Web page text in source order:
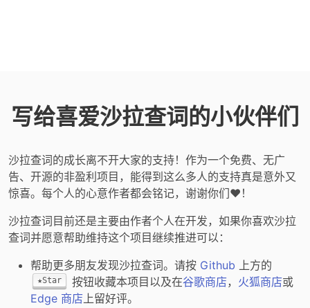
写给喜爱沙拉查词的小伙伴们
沙拉查词的成长离不开大家的支持！作为一个免费、无广
告、开源的非盈利项目，能得到这么多人的支持真是意外又
惊喜。每个人的心意作者都会铭记，谢谢你们❤️！
沙拉查词目前还是主要由作者个人在开发，如果你喜欢沙拉
查词并愿意帮助维持这个项目继续推进可以：
帮助更多朋友发现沙拉查词。请按 Github 上方的
★Star 按钮收藏本项目以及在谷歌商店， 火狐商店或
Edge 商店 上留好评。